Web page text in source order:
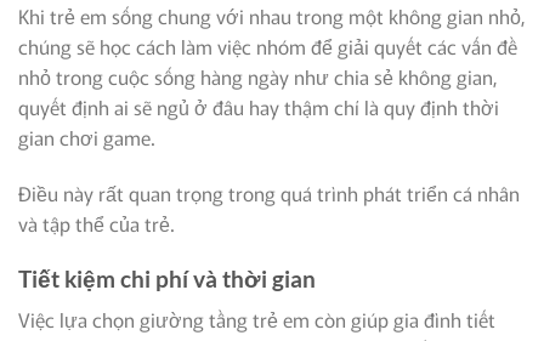
Khi trẻ em sống chung với nhau trong một không gian nhỏ,
chúng sẽ học cách làm việc nhóm để giải quyết các vấn đề
nhỏ trong cuộc sống hàng ngày như chia sẻ không gian,
quyết định ai sẽ ngủ ở đâu hay thậm chí là quy định thời
gian chơi game.
Điều này rất quan trọng trong quá trình phát triển cá nhân
và tập thể của trẻ.
Tiết kiệm chi phí và thời gian
Việc lựa chọn giường tầng trẻ em còn giúp gia đình tiết